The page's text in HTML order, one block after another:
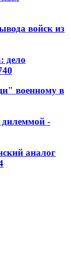
войск из
дело
военному в
дилеммой -
аналог